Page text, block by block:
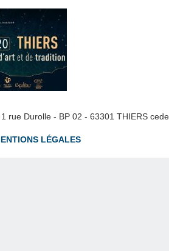
rue Durolle - BP 02 - 63301 THIERS
LÉGALES